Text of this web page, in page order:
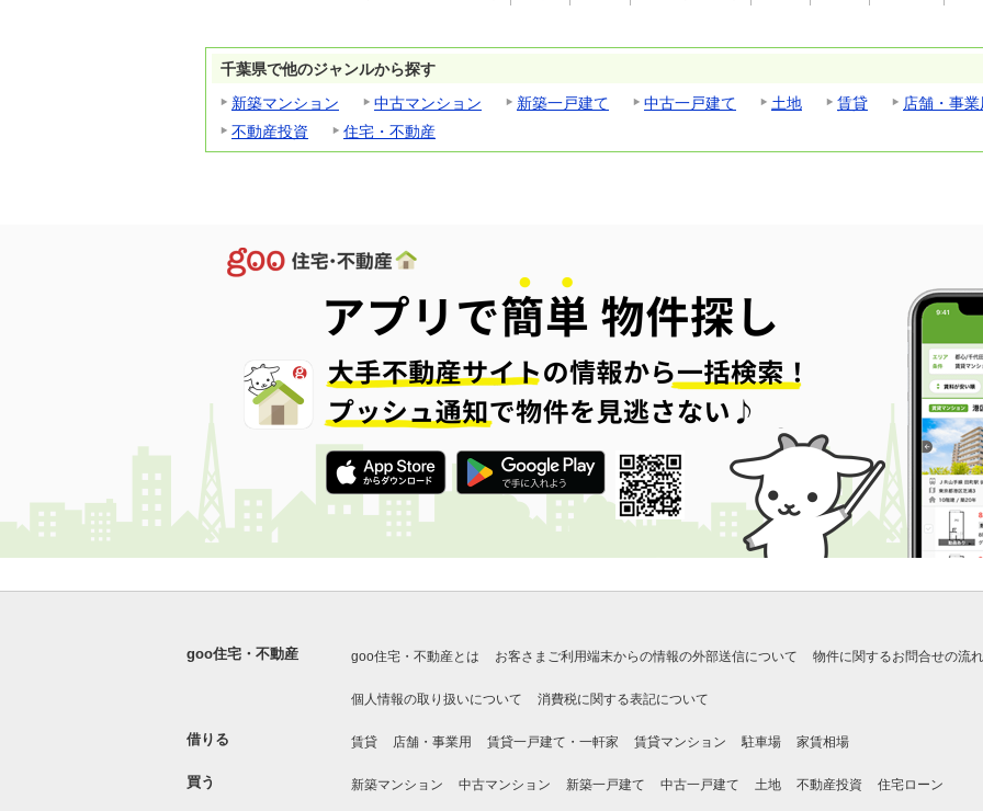
千葉県で他のジャンルから探す
新築マンション
中古マンション 新築一戸建て 中古一戸建て 土地 賃貸
店舗・事業
不動産投資
住宅・不動産
goo住宅・不動産 goo住宅・不動産とは お客さまご利用端末からの情報の外部送信について 物件に関するお問合せの流れ
個人情報の取り扱いについて 消費税に関する表記について
借りる 賃貸 店舗・事業用 賃貸一戸建て・一軒家 賃貸マンション 駐車場 家賃相場
買う 新築マンション 中古マンション 新築一戸建て 中古一戸建て 土地 不動産投資 住宅ローン